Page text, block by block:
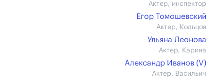
Актер, инспектор
Егор Томошевский
Актер, Кольцов
Ульяна Леонова
Актер, Карина
Александр Иванов (V)
Актер, Васильич